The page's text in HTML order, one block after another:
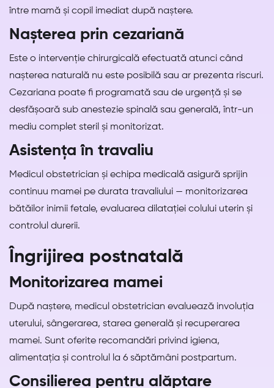
între mamă și copil imediat după naștere.
Nașterea prin cezariană
Este o intervenție chirurgicală efectuată atunci când
nașterea naturală nu este posibilă sau ar prezenta riscuri.
Cezariana poate fi programată sau de urgență și se
desfășoară sub anestezie spinală sau generală, într-un
mediu complet steril și monitorizat.
Asistența în travaliu
Medicul obstetrician și echipa medicală asigură sprijin
continuu mamei pe durata travaliului — monitorizarea
bătăilor inimii fetale, evaluarea dilatației colului uterin și
controlul durerii.
Îngrijirea postnatală
Monitorizarea mamei
După naștere, medicul obstetrician evaluează involuția
uterului, sângerarea, starea generală și recuperarea
mamei. Sunt oferite recomandări privind igiena,
alimentația și controlul la 6 săptămâni postpartum.
Consilierea pentru alăptare